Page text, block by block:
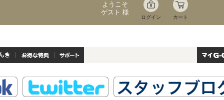
ようこそ
ゲスト 様
ログイン カート